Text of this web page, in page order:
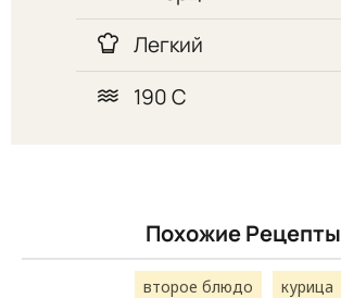
Легкий
190 С
Похожие Рецепты
второе блюдо курица